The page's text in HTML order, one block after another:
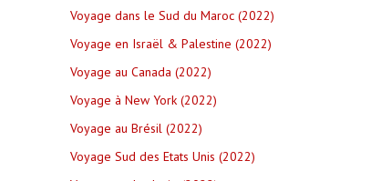
Voyage dans le Sud du Maroc (2022)
Voyage en Israël & Palestine (2022)
Voyage au Canada (2022)
Voyage à New York (2022)
Voyage au Brésil (2022)
Voyage Sud des Etats Unis (2022)